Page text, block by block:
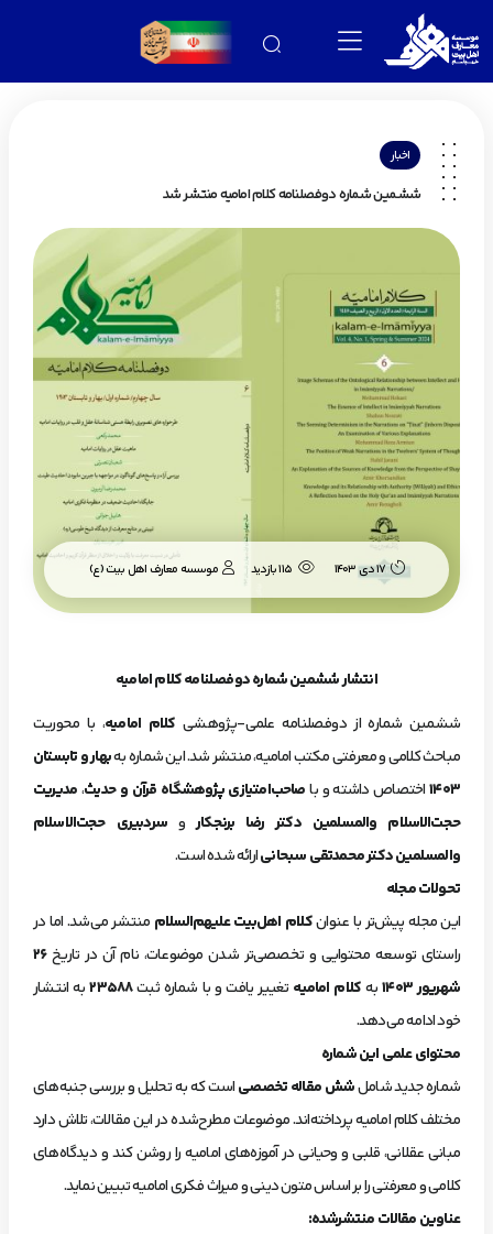
اخبار
ششمین شماره دوفصلنامه کلام امامیه منتشر شد
17 دی 1403 موسسه معارف اهل بیت (ع)
انتشار ششمین شماره دوفصلنامه کلام امامیه
ششمین شماره از دوفصلنامه علمی-پژوهشی کلام امامیه، با محوریت
مباحث کلامی و معرفتی مکتب امامیه، منتشر شد. این شماره بهبهار و تابستان
۱۴۰۳اختصاص داشته و باصاحب‌امتیازی پژوهشگاه قرآن و حدیث،مدیریت
حجت‌الاسلام والمسلمین دکتر رضا برنجکاروسردبیری حجت‌الاسلام
والمسلمین دکتر محمدتقی سبحانیارائه شده است.
تحولات مجله
این مجله پیش‌تر با عنوانکلام اهل‌بیت علیهم‌السلام منتشر می‌شد. اما در
راستای توسعه محتوایی و تخصصی‌تر شدن موضوعات، نام آن در تاریخ۲۶
شهریور۱۴۰۳بهکلام امامیه تغییر یافت و با شماره ثبت۲۳۵۸۸به انتشار
خود ادامه می‌دهد.
محتوای علمی این شماره
شماره جدید شاملشش مقاله تخصصیاست که به تحلیل و بررسی جنبه‌های
مختلف کلام امامیه پرداخته‌اند. موضوعات مطرح‌شده در این مقالات، تلاش دارد
مبانی عقلانی، قلبی و وحیانی در آموزه‌های امامیه را روشن کند و دیدگاه‌های
کلامی و معرفتی را بر اساس متون دینی و میراث فکری امامیه تبیین نماید.
عناوین مقالات منتشرشده: